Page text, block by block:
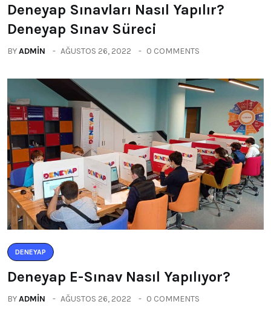
Deneyap Sınavları Nasıl Yapılır?
Deneyap Sınav Süreci
BYADMIN AĞUSTOS 26, 2022 0 COMMENTS
DENEYAP
Deneyap E-Sınav Nasıl Yapılıyor?
BYADMIN AĞUSTOS 26, 2022 0 COMMENTS